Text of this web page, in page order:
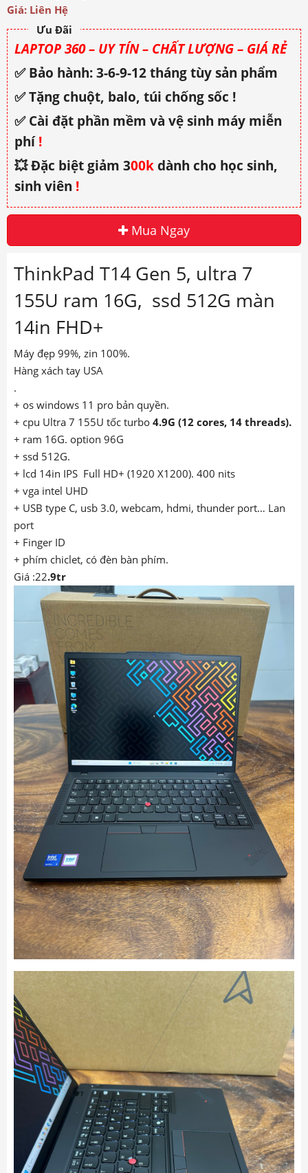
Giá: Liên Hệ
Ưu Đãi
LAPTOP 360 – UY TÍN – CHẤT LƯỢNG – GIÁ RẺ
✅ Bảo hành: 3-6-9-12 tháng tùy sản phẩm
✅ Tặng chuột, balo, túi chống sốc !
✅ Cài đặt phần mềm và vệ sinh máy miễn
phí!
💥 Đặc biệt giảm 300kdành cho học sinh,
sinh viên !
Mua Ngay
ThinkPad T14 Gen 5, ultra 7
155U ram 16G, ssd 512G màn
14in FHD+
Máy đẹp 99%, zin 100%.
Hàng xách tay USA
.
+ os windows 11 pro bản quyền.
+ cpu Ultra 7 155U tốc turbo 4.9G (12 cores, 14 threads).
+ ram 16G. option 96G
+ ssd 512G.
+ lcd 14in IPS Full HD+ (1920 X1200). 400 nits
+ vga intel UHD
+ USB type C, usb 3.0, webcam, hdmi, thunder port… Lan
port
+ Finger ID
+ phím chiclet, có đèn bàn phím.
Giá :22.9tr